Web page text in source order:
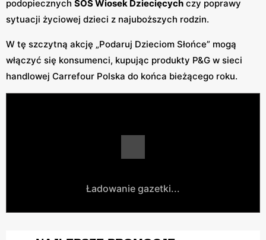
podopiecznych SOS Wiosek Dziecięcych czy poprawy
sytuacji życiowej dzieci z najuboższych rodzin.
W tę szczytną akcję „Podaruj Dzieciom Słońce” mogą
włączyć się konsumenci, kupując produkty P&G w sieci
handlowej Carrefour Polska do końca bieżącego roku.
Ładowanie gazetki...